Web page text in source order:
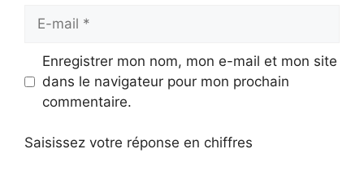
mail
Enregistrer mon nom, mon e-mail et mon site
dans le navigateur pour mon prochain
commentaire.
Saisissez votre réponse en chiffres